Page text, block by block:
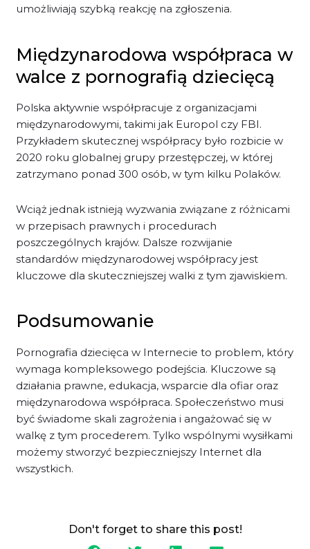
umożliwiają szybką reakcję na zgłoszenia.
Międzynarodowa współpraca w
walce z pornografią dziecięcą
Polska aktywnie współpracuje z organizacjami
międzynarodowymi, takimi jak Europol czy FBI.
Przykładem skutecznej współpracy było rozbicie w
2020 roku globalnej grupy przestępczej, w której
zatrzymano ponad 300 osób, w tym kilku Polaków.
Wciąż jednak istnieją wyzwania związane z różnicami
w przepisach prawnych i procedurach
poszczególnych krajów. Dalsze rozwijanie
standardów międzynarodowej współpracy jest
kluczowe dla skuteczniejszej walki z tym zjawiskiem.
Podsumowanie
Pornografia dziecięca w Internecie to problem, który
wymaga kompleksowego podejścia. Kluczowe są
działania prawne, edukacja, wsparcie dla ofiar oraz
międzynarodowa współpraca. Społeczeństwo musi
być świadome skali zagrożenia i angażować się w
walkę z tym procederem. Tylko wspólnymi wysiłkami
możemy stworzyć bezpieczniejszy Internet dla
wszystkich.
Don't forget to share this post!